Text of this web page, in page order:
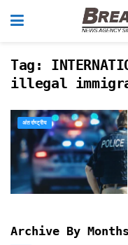
Tag:
illegal
अंतर्राष्ट्रीय
Archive By Months